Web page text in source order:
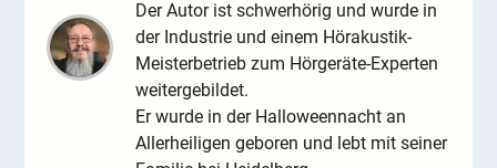
Der Autor ist schwerhörig und wurde in
der Industrie und einem Hörakustik-
Meisterbetrieb zum Hörgeräte-Experten
weitergebildet.
Er wurde in der Halloweennacht an
Allerheiligen geboren und lebt mit seiner